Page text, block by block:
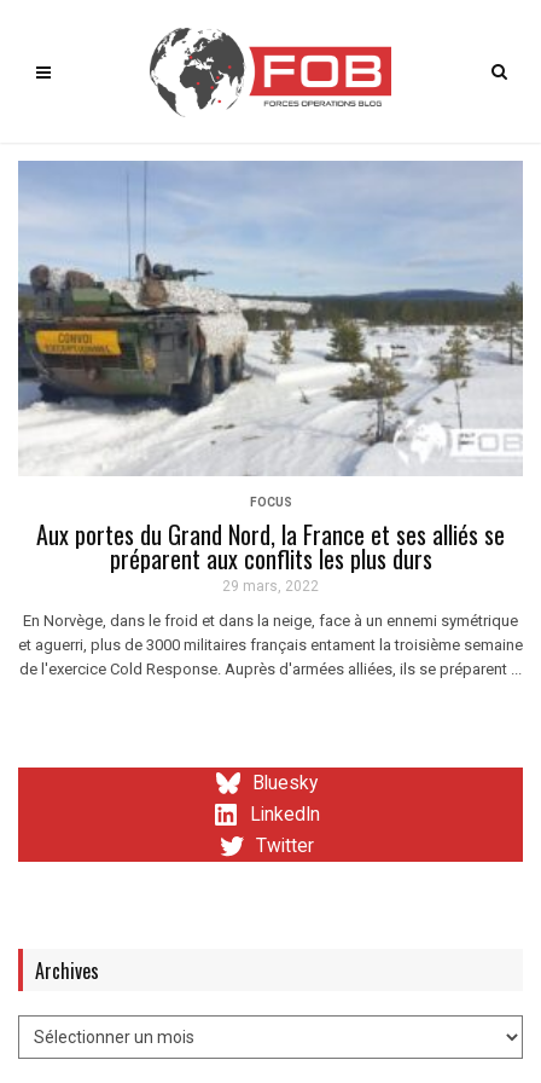
FOCUS
Aux portes du Grand Nord, la France et ses alliés se
préparent aux conflits les plus durs
29 mars, 2022
En Norvège, dans le froid et dans la neige, face à un ennemi symétrique
et aguerri, plus de 3000 militaires français entament la troisième semaine
de l'exercice Cold Response. Auprès d'armées alliées, ils se préparent ...
Bluesky
LinkedIn
Twitter
Archives